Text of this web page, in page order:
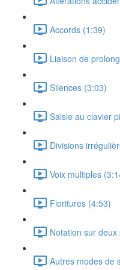
Accords (1:39)
Liaison de
Silences (3:03)
Saisie au clavier
Divisions
Voix multiples
Fioritures (4:53)
Notation sur
Autres modes de